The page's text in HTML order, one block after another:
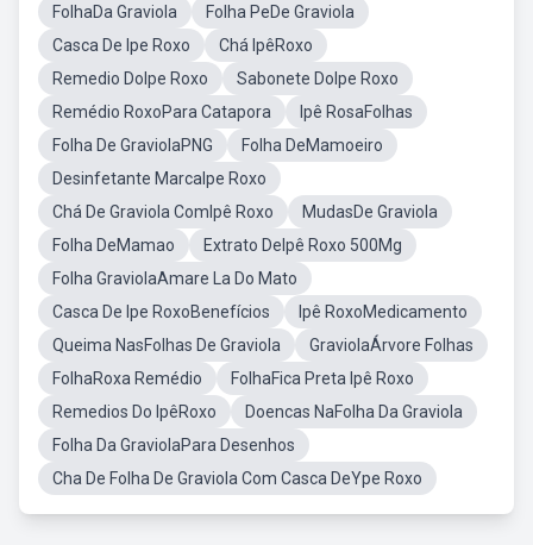
FolhaDa Graviola
Folha PeDe Graviola
Casca De Ipe Roxo
Chá IpêRoxo
Remedio DoIpe Roxo
Sabonete DoIpe Roxo
Remédio RoxoPara Catapora
Ipê RosaFolhas
Folha De GraviolaPNG
Folha DeMamoeiro
Desinfetante MarcaIpe Roxo
Chá De Graviola ComIpê Roxo
MudasDe Graviola
Folha DeMamao
Extrato DeIpê Roxo 500Mg
Folha GraviolaAmare La Do Mato
Casca De Ipe RoxoBenefícios
Ipê RoxoMedicamento
Queima NasFolhas De Graviola
GraviolaÁrvore Folhas
FolhaRoxa Remédio
FolhaFica Preta Ipê Roxo
Remedios Do IpêRoxo
Doencas NaFolha Da Graviola
Folha Da GraviolaPara Desenhos
Cha De Folha De Graviola Com Casca DeYpe Roxo